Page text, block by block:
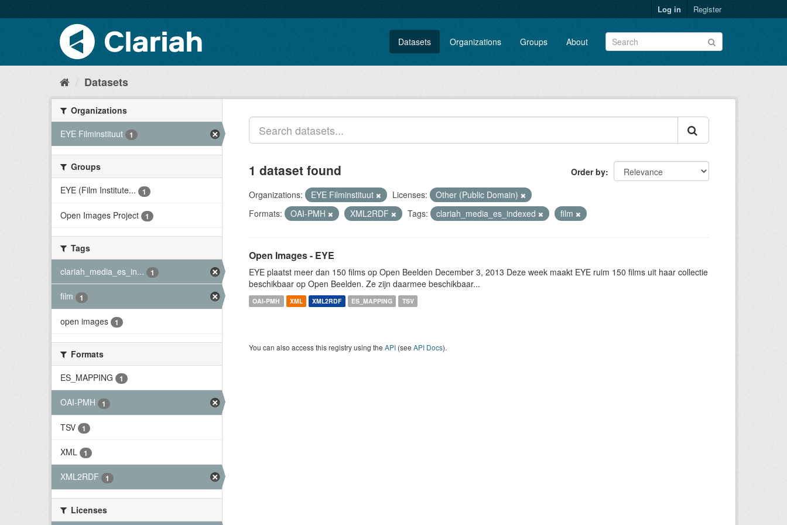
Log in Register
Datasets Organizations Groups About
Datasets
Organizations
EYE Filminstituut
1
Groups
EYE (Film Institute...
1
Open Images Project 1
Tags
clariah_media_es_in...
1
film 1
open images 1
Formats
ES_MAPPING
1
OAI-PMH 1
TSV 1
XML 1
XML2RDF 1
Licenses
Order by
1 dataset found
Organizations: EYE Filminstituut Licenses:
Other (Public Domain)
Formats:
OAI-PMH XML2RDF Tags: clariah_media_es_indexed film
Open Images - EYE
EYE plaatst meer dan 150 films op Open Beelden December 3, 2013 Deze week maakt EYE ruim 150 films uit haar collectie
beschikbaar op Open Beelden. Ze zijn daarmee beschikbaar...
OAI-PMH XML XML2RDF ES_MAPPING TSV
You can also access this registry using the API (see API Docs).